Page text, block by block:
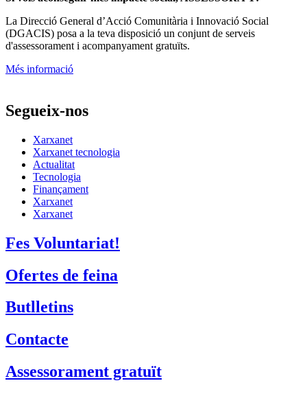
La Direcció General d’Acció Comunitària i Innovació Social
(DGACIS) posa a la teva disposició un conjunt de serveis
d'assessorament i acompanyament gratuïts.
Més informació
Segueix-nos
Xarxanet
Xarxanet tecnologia
Actualitat
Tecnologia
Finançament
Xarxanet
Xarxanet
Fes Voluntariat!
Ofertes de feina
Butlletins
Contacte
Assessorament gratuït